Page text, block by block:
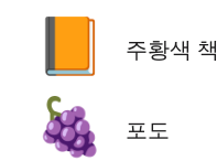
주황색 책
🍇 포도